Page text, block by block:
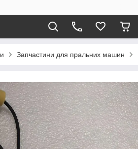
Запчастини для пральних машин